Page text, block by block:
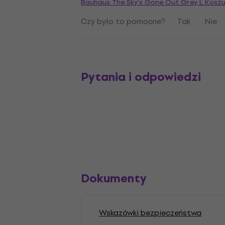
Bauhaus The Sky's Gone Out Grey L
Czy było to pomocne? Tak Nie
Pytania i odpowiedzi
Dokumenty
Wskazówki bezpieczeństwa